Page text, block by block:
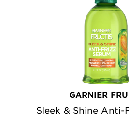
GARNIER
Sleek & Shine Anti-